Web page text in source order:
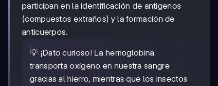
participan en la identificación de antígenos
(compuestos extraños) y la formación de
anticuerpos.
💡 ¡Dato curioso! La hemoglobina
transporta oxígeno en nuestra sangre
gracias al hierro, mientras que los insectos